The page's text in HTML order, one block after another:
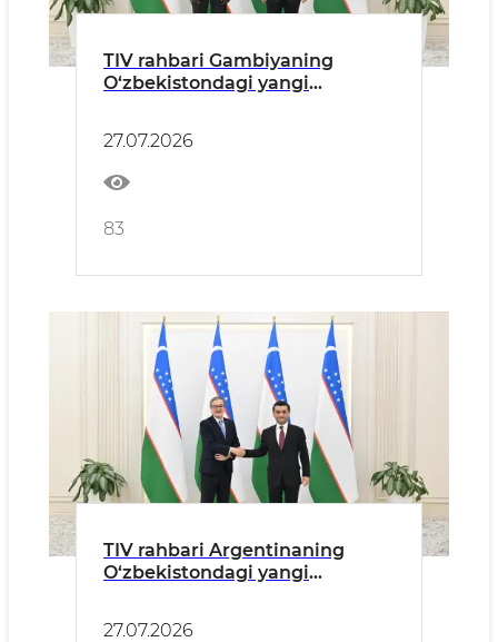
TIV rahbari Gambiyaning
O‘zbekistondagi yangi
27.07.2026
83
TIV rahbari Argentinaning
O‘zbekistondagi yangi
27.07.2026